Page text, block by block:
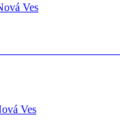
Ves
Ves